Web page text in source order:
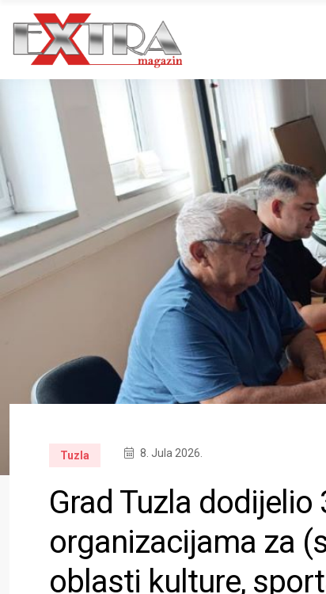
Tuzla 8. Jula 2026.
Grad Tuzla
organizacijama za
oblasti kulture,